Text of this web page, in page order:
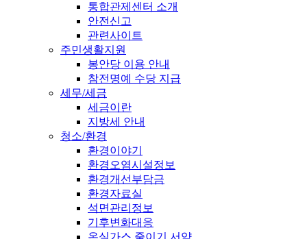
통합관제센터 소개
안전신고
관련사이트
주민생활지원
봉안당 이용 안내
참전명예 수당 지급
세무/세금
세금이란
지방세 안내
청소/환경
환경이야기
환경오염시설정보
환경개선부담금
환경자료실
석면관리정보
기후변화대응
온실가스 줄이기 서약